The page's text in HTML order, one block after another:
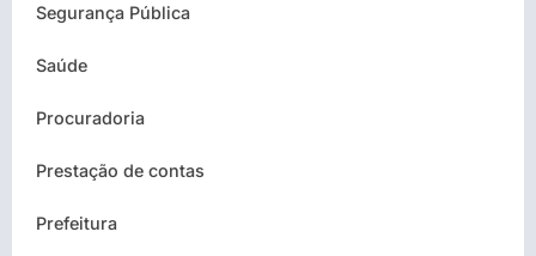
Segurança Pública
Saúde
Procuradoria
Prestação de contas
Prefeitura